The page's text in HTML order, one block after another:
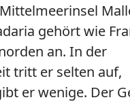
gehört wie
an. In der
tritt er selten auf,
er wenige. Der